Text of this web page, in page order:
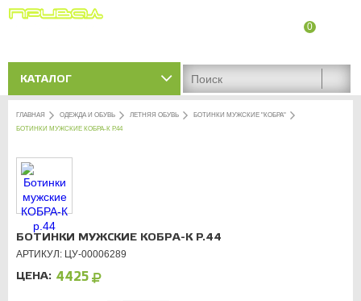
0
КАТАЛОГ
ГЛАВНАЯ ОДЕЖДА И ОБУВЬ ЛЕТНЯЯ ОБУВЬ
БОТИНКИ МУЖСКИЕ "КОБРА"
БОТИНКИ МУЖСКИЕ КОБРА-К Р.44
БОТИНКИ МУЖСКИЕ КОБРА-К Р.44
АРТИКУЛ: ЦУ-00006289
ЦЕНА: 4425